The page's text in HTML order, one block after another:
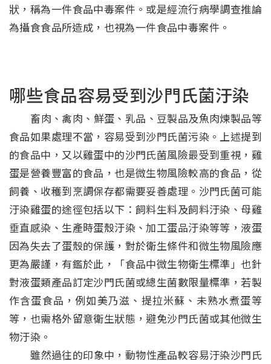
狀，稱為一件食品中毒案件。或是經流行病學調查推論
為攝食食品所造成，也視為一件食品中毒案件。
哪些食品容易受到沙門氏菌汙染
畜肉、禽肉、鮮蛋、乳品、豆製品及魚肉煉製品等
食品如果處理不當，容易受到沙門氏菌污染。上述提到
的食品中，又以雞蛋中的沙門氏菌風險最受到重視，雞
蛋是營養豐富的食品，也是微生物風險較高的食品，從
飼養、收穫到烹調保存都需要妥善處理。沙門氏菌可能
汙染雞蛋的途徑包括以下：飼料生料及飼料汙染、母雞
垂直感染、生產時蛋殼汙染、加工蛋品汙染等等，液蛋
因為失去了蛋殼的保護，對於衛生條件和微生物風險應
更為嚴謹，有鑑於此，「食品中微生物衛生標準」也針
對液蛋類產品訂定沙門氏菌或總生菌數限量標準，若製
作含蛋食品，例如美乃滋、提拉米蘇、未熟水煮蛋等
等，也需格外留意衛生狀態，避免沙門氏菌或其他微生
物汙染。
雖然過往的印象中，動物性產品較容易汙染沙門氏